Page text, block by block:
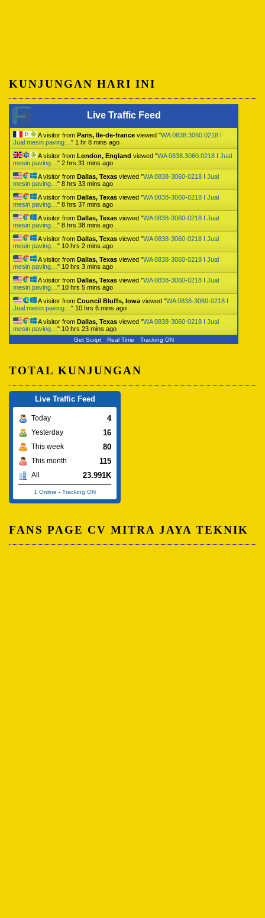
KUNJUNGAN HARI INI
Live Traffic Feed
A visitor from Paris, Ile-de-france viewed "WA 0838.3060.0218 I
Jual mesin paving… " 1 hr 8 mins ago
A visitor from London, England viewed "WA 0838.3060.0218 I Jual
mesin paving… " 2 hrs 31 mins ago
A visitor from Dallas, Texas viewed "WA 0838-3060-0218 I Jual
mesin paving… " 8 hrs 33 mins ago
A visitor from Dallas, Texas viewed "WA 0838-3060-0218 I Jual
mesin paving… " 8 hrs 37 mins ago
A visitor from Dallas, Texas viewed "WA 0838-3060-0218 I Jual
mesin paving… " 8 hrs 38 mins ago
A visitor from Dallas, Texas viewed "WA 0838-3060-0218 I Jual
mesin paving… " 10 hrs 2 mins ago
A visitor from Dallas, Texas viewed "WA 0838-3060-0218 I Jual
mesin paving… " 10 hrs 3 mins ago
A visitor from Dallas, Texas viewed "WA 0838-3060-0218 I Jual
mesin paving… " 10 hrs 5 mins ago
A visitor from Council Bluffs, Iowa viewed "WA 0838-3060-0218 I
Jual mesin paving… " 10 hrs 6 mins ago
A visitor from Dallas, Texas viewed "WA 0838-3060-0218 I Jual
mesin paving… " 10 hrs 23 mins ago
Get Script Real Time Tracking ON
TOTAL KUNJUNGAN
Live Traffic Feed
Today 4
Yesterday 16
This week 80
This month 115
All 23.991K
1 Online - Tracking ON
FANS PAGE CV MITRA JAYA TEKNIK